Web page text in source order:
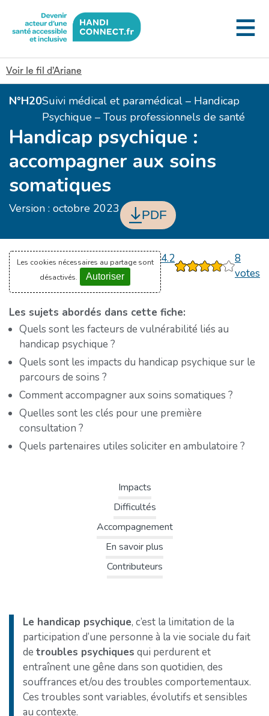
Voir le fil d’Ariane
N°H20Suivi médical et paramédical – Handicap
Psychique – Tous professionnels de santé
Handicap psychique :
accompagner aux soins
somatiques
Version : octobre 2023 PDF
Les cookies nécessaires au partage sont
désactivés.
Autoriser
4.2
1
2
3
4
5
8
votes
Les sujets abordés dans cette fiche:
Quels sont les facteurs de vulnérabilité liés au
handicap psychique ?
Quels sont les impacts du handicap psychique sur le
parcours de soins ?
Comment accompagner aux soins somatiques ?
Quelles sont les clés pour une première
consultation ?
Quels partenaires utiles soliciter en ambulatoire ?
Impacts
Difficultés
Accompagnement
En savoir plus
Contributeurs
Le handicap psychique, c’est la limitation de la
participation d’une personne à la vie sociale du fait
de troubles psychiques qui perdurent et
entraînent une gêne dans son quotidien, des
souffrances et/ou des troubles comportementaux.
Ces troubles sont variables, évolutifs et sensibles
au contexte.